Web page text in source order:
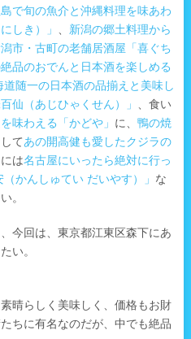
で旬の魚介と沖縄料理を味あわ
しき）」 、 新潟の郷土料理から
市・古町の老舗居酒屋「喜ぐち
品のおでんと日本酒を楽しめる
道随一の日本酒の品揃えと美味し
仙（あじひゃくせん）」 、食い
味わえる「かどや」 に、 鴨の焼
てあの開高健も愛したクジラの
は名古屋にいったら絶対に行っ
かんしゅてい だいやす）」 な
。
今回は、東京都江東区森下にあ
い。
晴らしく美味しく、価格もお財
ちに有名なのだが、中でも絶品